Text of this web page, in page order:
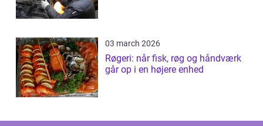
03 march 2026
Røgeri: når fisk, røg og håndværk
går op i en højere enhed